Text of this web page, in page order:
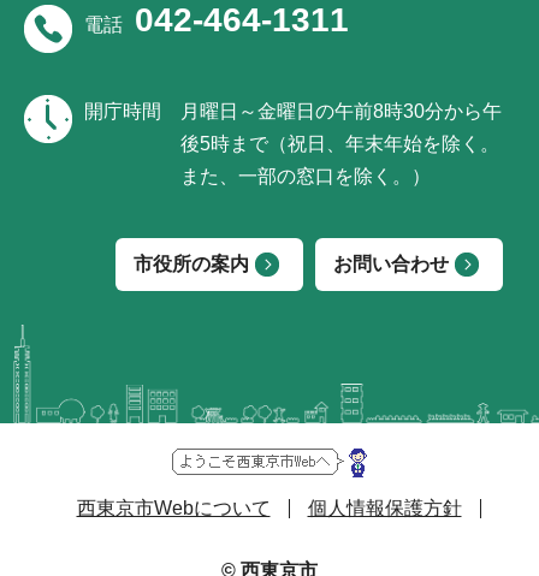
電話 042-464-1311
開庁時間
月曜日～金曜日の午前8時30分から午
後5時まで（祝日、年末年始を除く。
また、一部の窓口を除く。）
市役所の案内 お問い合わせ
西東京市Webについて 個人情報保護方針
© 西東京市